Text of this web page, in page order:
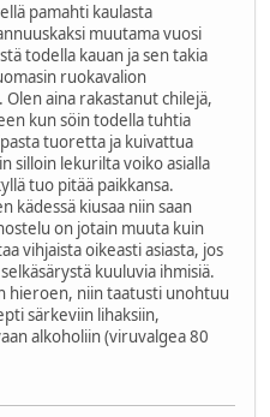
pamahti kaulasta
muutama vuosi
todella kauan ja sen takia
ruokavalion
aina rakastanut chilejä,
kun söin todella tuhtia
tuoretta ja kuivattua
silloin lekurilta voiko asialla
tuo pitää paikkansa.
kädessä kiusaa niin saan
on jotain muuta kuin
vihjaista oikeasti asiasta, jos
kuuluvia ihmisiä.
hieroen, niin taatusti unohtuu
särkeviin lihaksiin,
alkoholiin (viruvalgea 80